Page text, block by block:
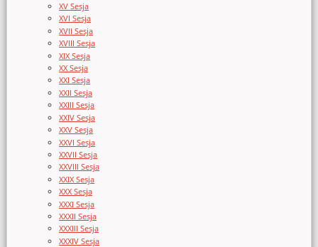
XV Sesja
XVI Sesja
XVII Sesja
XVIII Sesja
XIX Sesja
XX Sesja
XXI Sesja
XXII Sesja
XXIII Sesja
XXIV Sesja
XXV Sesja
XXVI Sesja
XXVII Sesja
XXVIII Sesja
XXIX Sesja
XXX Sesja
XXXI Sesja
XXXII Sesja
XXXIII Sesja
XXXIV Sesja